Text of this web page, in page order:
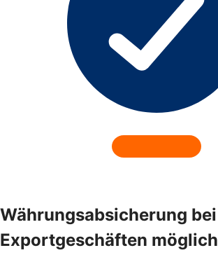
Währungsabsicherung bei
Exportgeschäften möglich